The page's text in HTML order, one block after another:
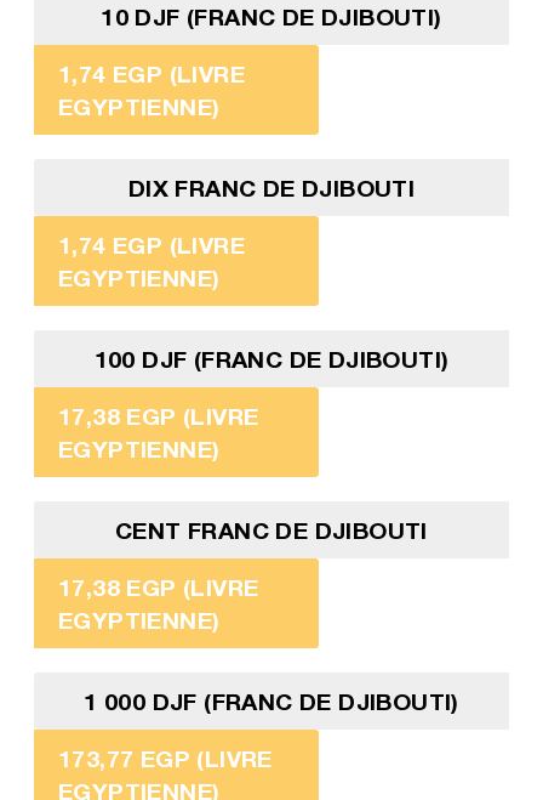
10 DJF (FRANC DE DJIBOUTI)
1,74 EGP (LIVRE
EGYPTIENNE)
DIX FRANC DE DJIBOUTI
1,74 EGP (LIVRE
EGYPTIENNE)
100 DJF (FRANC DE DJIBOUTI)
17,38 EGP (LIVRE
EGYPTIENNE)
CENT FRANC DE DJIBOUTI
17,38 EGP (LIVRE
EGYPTIENNE)
1 000 DJF (FRANC DE DJIBOUTI)
173,77 EGP (LIVRE
EGYPTIENNE)